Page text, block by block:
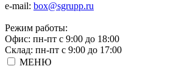
e-mail: box@sgrupp.ru
Режим работы:
Офис: пн-пт с 9:00 до 18:00
Склад: пн-пт с 9:00 до 17:00
МЕНЮ